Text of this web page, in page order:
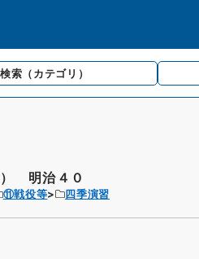
索 （カテゴリ）
明治４０
⑪戦役等 四季演習